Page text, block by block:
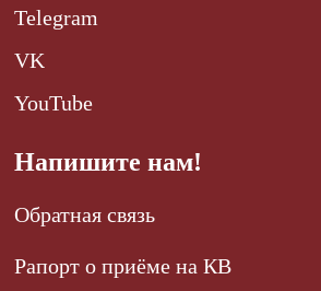
Telegram
VK
YouTube
Напишите нам!
Обратная связь
Рапорт о приёме на КВ